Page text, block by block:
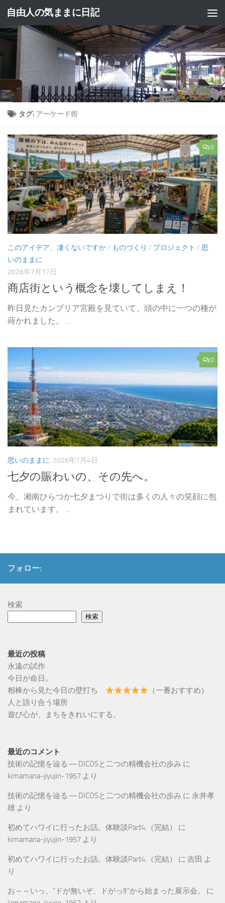
コンテンツへスキップ
自由人の気ままに日記
タグ: アーケード街
0
このアイデア、凄くないですか/ ものづくり / プロジェクト / 思
いのままに
2026年7月17日
商店街という概念を壊してしまえ！
昨日見たカンブリア宮殿を見ていて、頭の中に一つの種が
蒔かれました。 ...
0
思いのままに 2026年7月4日
七夕の賑わいの、その先へ。
今、湘南ひらつか七夕まつりで街は多くの人々の笑顔に包
まれています。 ...
フォロー:
検索
検索
最近の投稿
永遠の試作
今日が命日。
相棒から見た今日の壁打ち
（一番おすすめ）
人と語り合う場所
遊び心が、まちをきれいにする。
最近のコメント
技術の記憶を辿る ― DICOSと二つの精機会社の歩み に
kimamana-jiyujin-1957 より
技術の記憶を辿る ― DICOSと二つの精機会社の歩み に 永井孝
雄 より
初めてハワイに行ったお話。体験談Part4.（完結）
に
kimamana-jiyujin-1957 より
初めてハワイに行ったお話。体験談Part4.（完結） に 吉田 よ
り
お～～いっ、”ドが無いぞ、ドがっ‼”から始まった展示会。
に